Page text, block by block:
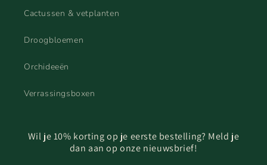
Cactussen & vetplanten
Droogbloemen
Orchideeën
Verrassingsboxen
Wil je 10% korting op je eerste bestelling? Meld je
dan aan op onze nieuwsbrief!